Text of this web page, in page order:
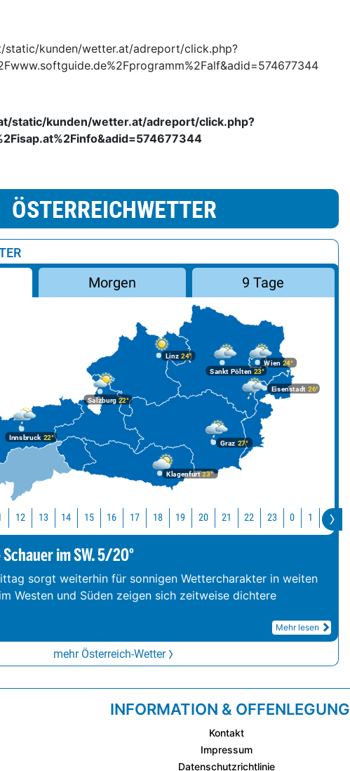
static/kunden/wetter.at/adreport/click.php?
static/kunden/wetter.at/adreport/click.php?
ÖSTERREICHWETTER
Morgen 9 Tage
Graz 27°
Innsbruck22°
Klagenfurt23°
Linz 24°
Salzburg22°
Wien 24°
Eisenstadt 26°
Sankt Pölten 23°
12 13 14 15 16 17 18 19 20 21 22 23 0 1 2
im SW. 5/20°
sorgt weiterhin für sonnigen Wettercharakter in weiten
Westen und Süden zeigen sich zeitweise dichtere
Mehr lesen
mehr Österreich-Wetter
INFORMATION & OFFENLEGUNG
Kontakt
Impressum
Datenschutzrichtlinie